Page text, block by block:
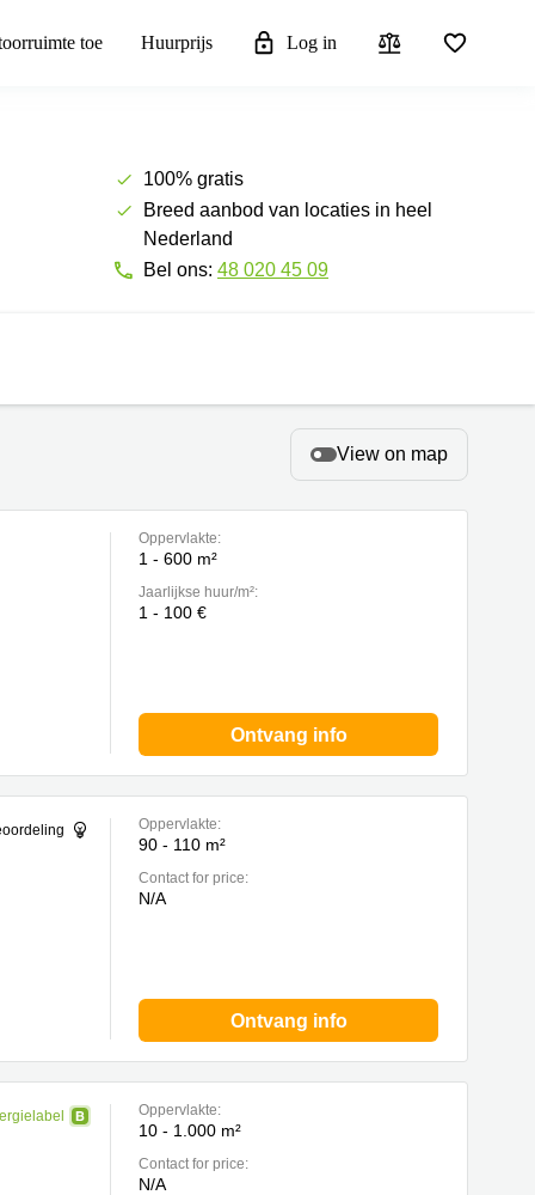
toe Huurprijs Log in
100% gratis
Breed aanbod van locaties in heel
Nederland
Bel ons: 48 020 45 09
View on map
Oppervlakte:
1 - 600 m²
Jaarlijkse huur/m²:
1 - 100 €
Ontvang info
Oppervlakte:
90 - 110 m²
Contact for price:
N/A
Ontvang info
Oppervlakte:
10 - 1.000 m²
Contact for price:
N/A